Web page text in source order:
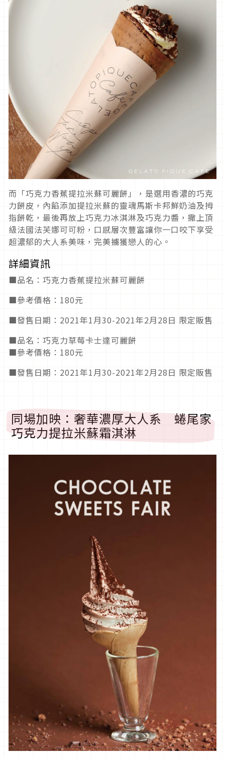
而「巧克力香蕉提拉米蘇可麗餅」，是選用香濃的巧克
力餅皮，內餡添加提拉米蘇的靈魂馬斯卡邦鮮奶油及拇
指餅乾，最後再放上巧克力冰淇淋及巧克力醬，撒上頂
級法國法芙娜可可粉，口感層次豐富讓你一口咬下享受
超濃郁的大人系美味，完美擄獲戀人的心。
詳細資訊
■品名：巧克力香蕉提拉米蘇可麗餅
■參考價格：180元
■發售日期：2021年1月30-2021年2月28日 限定販售
■品名：巧克力草莓卡士達可麗餅
■參考價格：180元
■發售日期：2021年1月30-2021年2月28日 限定販售
同場加映：奢華濃厚大人系 蜷尾家
巧克力提拉米蘇霜淇淋